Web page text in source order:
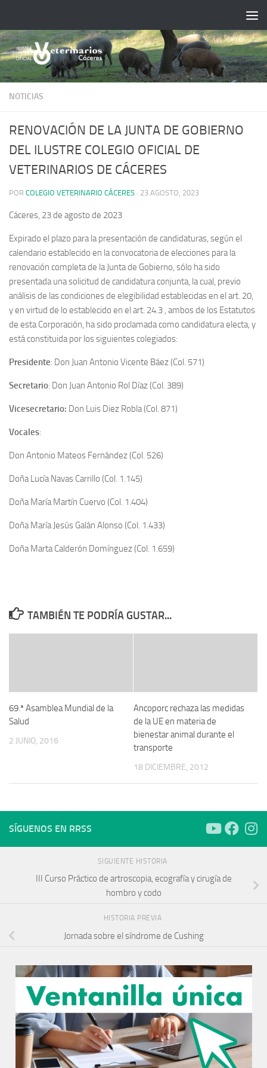
NOTICIAS
RENOVACIÓN DE LA JUNTA DE GOBIERNO
DEL ILUSTRE COLEGIO OFICIAL DE
VETERINARIOS DE CÁCERES
POR COLEGIO VETERINARIO CÁCERES · 23 AGOSTO, 2023
Cáceres, 23 de agosto de 2023
Expirado el plazo para la presentación de candidaturas, según el
calendario establecido en la convocatoria de elecciones para la
renovación completa de la Junta de Gobierno, sólo ha sido
presentada una solicitud de candidatura conjunta, la cual, previo
análisis de las condiciones de elegibilidad establecidas en el art. 20,
y en virtud de lo establecido en el art. 24.3 , ambos de los Estatutos
de esta Corporación, ha sido proclamada como candidatura electa, y
está constituida por los siguientes colegiados:
Presidente: Don Juan Antonio Vicente Báez (Col. 571)
Secretario: Don Juan Antonio Rol Díaz (Col. 389)
Vicesecretario: Don Luis Diez Robla (Col. 871)
Vocales:
Don Antonio Mateos Fernández (Col. 526)
Doña Lucía Navas Carrillo (Col. 1.145)
Doña María Martín Cuervo (Col. 1.404)
Doña María Jesús Galán Alonso (Col. 1.433)
Doña Marta Calderón Domínguez (Col. 1.659)
TAMBIÉN TE PODRÍA GUSTAR...
69.ª Asamblea Mundial de la
Salud
2 JUNIO, 2016
Ancoporc rechaza las medidas
de la UE en materia de
bienestar animal durante el
transporte
18 DICIEMBRE, 2012
SÍGUENOS EN RRSS
SIGUIENTE HISTORIA
III Curso Práctico de artroscopia, ecografía y cirugía de
hombro y codo
HISTORIA PREVIA
Jornada sobre el síndrome de Cushing